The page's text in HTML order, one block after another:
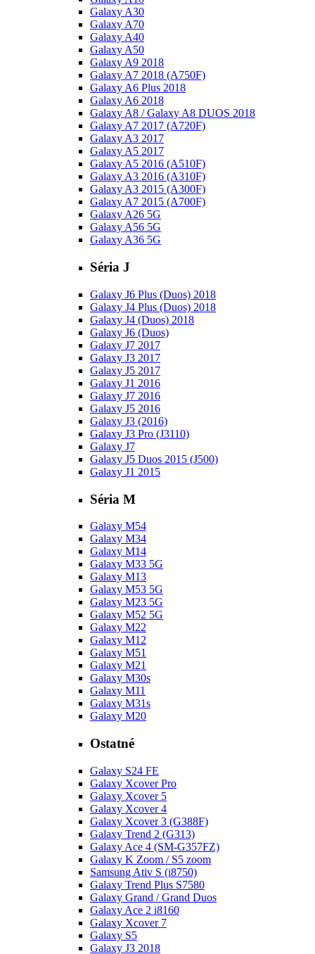
Galaxy A30
Galaxy A70
Galaxy A40
Galaxy A50
Galaxy A9 2018
Galaxy A7 2018 (A750F)
Galaxy A6 Plus 2018
Galaxy A6 2018
Galaxy A8 / Galaxy A8 DUOS 2018
Galaxy A7 2017 (A720F)
Galaxy A3 2017
Galaxy A5 2017
Galaxy A5 2016 (A510F)
Galaxy A3 2016 (A310F)
Galaxy A3 2015 (A300F)
Galaxy A7 2015 (A700F)
Galaxy A26 5G
Galaxy A56 5G
Galaxy A36 5G
Séria J
Galaxy J6 Plus (Duos) 2018
Galaxy J4 Plus (Duos) 2018
Galaxy J4 (Duos) 2018
Galaxy J6 (Duos)
Galaxy J7 2017
Galaxy J3 2017
Galaxy J5 2017
Galaxy J1 2016
Galaxy J7 2016
Galaxy J5 2016
Galaxy J3 (2016)
Galaxy J3 Pro (J3110)
Galaxy J7
Galaxy J5 Duos 2015 (J500)
Galaxy J1 2015
Séria M
Galaxy M54
Galaxy M34
Galaxy M14
Galaxy M33 5G
Galaxy M13
Galaxy M53 5G
Galaxy M23 5G
Galaxy M52 5G
Galaxy M22
Galaxy M12
Galaxy M51
Galaxy M21
Galaxy M30s
Galaxy M11
Galaxy M31s
Galaxy M20
Ostatné
Galaxy S24 FE
Galaxy Xcover Pro
Galaxy Xcover 5
Galaxy Xcover 4
Galaxy Xcover 3 (G388F)
Galaxy Trend 2 (G313)
Galaxy Ace 4 (SM-G357FZ)
Galaxy K Zoom / S5 zoom
Samsung Ativ S (i8750)
Galaxy Trend Plus S7580
Galaxy Grand / Grand Duos
Galaxy Ace 2 i8160
Galaxy Xcover 7
Galaxy S5
Galaxy J3 2018